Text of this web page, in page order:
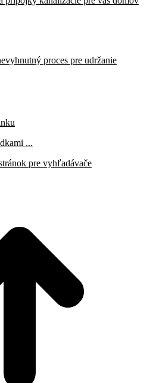
proces pre udržanie
...
pre vyhľadávače